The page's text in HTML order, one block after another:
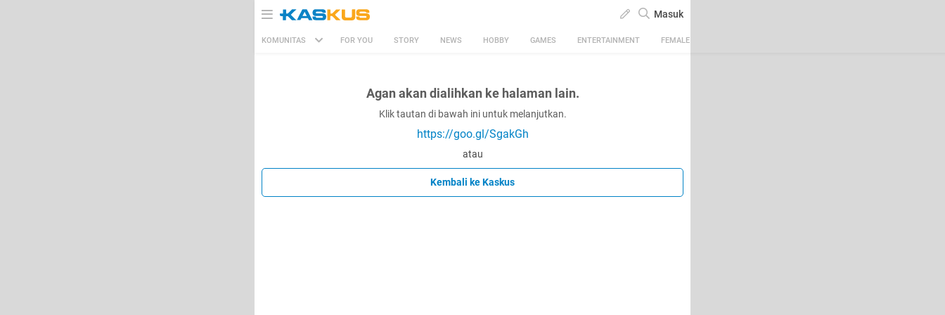
Masuk
KOMUNITAS FOR YOU STORY NEWS HOBBY GAMES ENTERTAINMENT FEMALE
Agan akan dialihkan ke halaman lain.
Klik tautan di bawah ini untuk melanjutkan.
https://goo.gl/SgakGh
atau
Kembali ke Kaskus